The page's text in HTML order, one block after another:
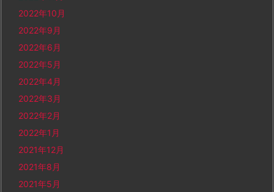
2022年10月
2022年9月
2022年6月
2022年5月
2022年4月
2022年3月
2022年2月
2022年1月
2021年12月
2021年8月
2021年5月